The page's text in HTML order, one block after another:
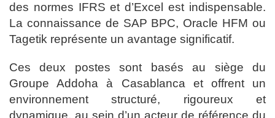
des normes IFRS et d’Excel est indispensable.
La connaissance de SAP BPC, Oracle HFM ou
Tagetik représente un avantage significatif.
Ces deux postes sont basés au siège du
Groupe Addoha à Casablanca et offrent un
environnement structuré, rigoureux et
dynamique, au sein d’un acteur de référence du